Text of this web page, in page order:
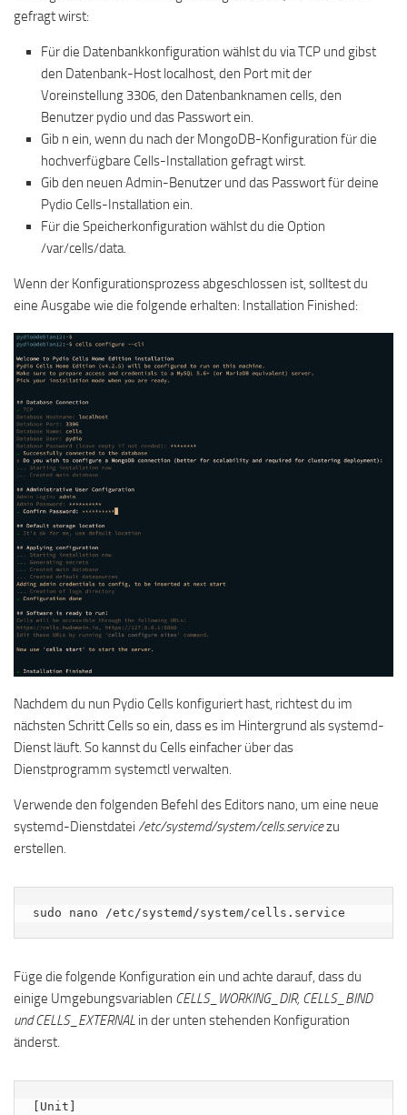
gefragt wirst:
Für die Datenbankkonfiguration wählst du via TCP und gibst
den Datenbank-Host localhost, den Port mit der
Voreinstellung 3306, den Datenbanknamen cells, den
Benutzer pydio und das Passwort ein.
Gib n ein, wenn du nach der MongoDB-Konfiguration für die
hochverfügbare Cells-Installation gefragt wirst.
Gib den neuen Admin-Benutzer und das Passwort für deine
Pydio Cells-Installation ein.
Für die Speicherkonfiguration wählst du die Option
/var/cells/data.
Wenn der Konfigurationsprozess abgeschlossen ist, solltest du
eine Ausgabe wie die folgende erhalten: Installation Finished:
Nachdem du nun Pydio Cells konfiguriert hast, richtest du im
nächsten Schritt Cells so ein, dass es im Hintergrund als systemd-
Dienst läuft. So kannst du Cells einfacher über das
Dienstprogramm systemctl verwalten.
Verwende den folgenden Befehl des Editors nano, um eine neue
systemd-Dienstdatei /etc/systemd/system/cells.servicezu
erstellen.
sudo nano /etc/systemd/system/cells.service
Füge die folgende Konfiguration ein und achte darauf, dass du
einige Umgebungsvariablen CELLS_WORKING_DIR, CELLS_BIND
und CELLS_EXTERNAL in der unten stehenden Konfiguration
änderst.
[Unit]